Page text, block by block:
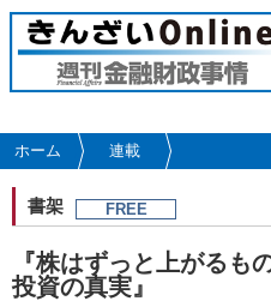
ホーム 連載
書架 FREE
『株はずっと上がるも
投資の真実』